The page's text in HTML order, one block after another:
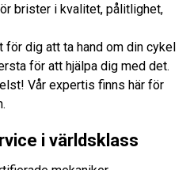
brister i kvalitet, pålitlighet,
dig att ta hand om din cykel
för att hjälpa dig med det.
Vår expertis finns här för
i världsklass